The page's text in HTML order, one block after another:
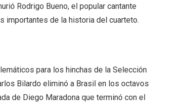
Rodrigo Bueno, el popular cantante
importantes de la historia del cuarteto.
para los hinchas de la Selección
Bilardo eliminó a Brasil en los octavos
de Diego Maradona que terminó con el